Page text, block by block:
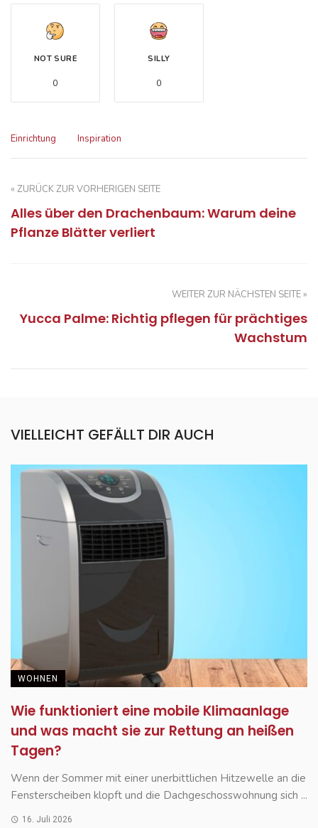
NOT SURE
0
SILLY
0
Einrichtung Inspiration
« ZURÜCK ZUR VORHERIGEN SEITE
Alles über den Drachenbaum: Warum deine
Pflanze Blätter verliert
WEITER ZUR NÄCHSTEN SEITE »
Yucca Palme: Richtig pflegen für prächtiges
Wachstum
VIELLEICHT GEFÄLLT DIR AUCH
WOHNEN
Wie funktioniert eine mobile Klimaanlage
und was macht sie zur Rettung an heißen
Tagen?
Wenn der Sommer mit einer unerbittlichen Hitzewelle an die
Fensterscheiben klopft und die Dachgeschosswohnung sich ...
16. Juli 2026